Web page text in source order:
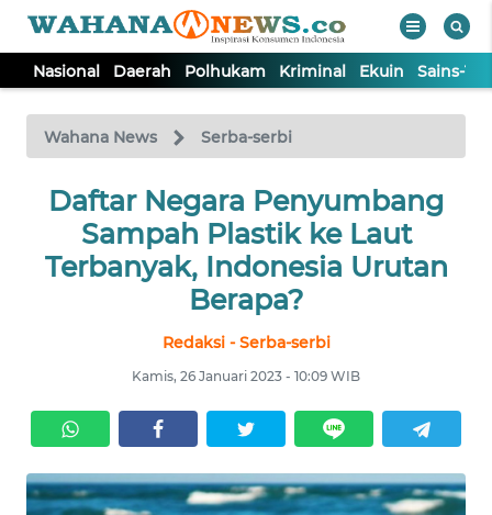
Nasional Daerah Polhukam Kriminal Ekuin Sains-
Wahana News Serba-serbi
Daftar Negara Penyumbang
Sampah Plastik ke Laut
Terbanyak, Indonesia Urutan
Berapa?
Redaksi - Serba-serbi
Kamis, 26 Januari 2023 - 10:09 WIB
TV
Tutup
NASIONAL
DAERAH
EKUIN
SAINS-TEKNO